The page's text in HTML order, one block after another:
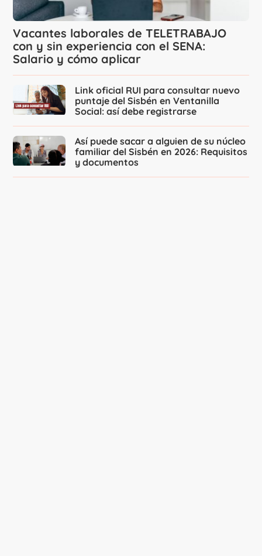
Vacantes laborales de TELETRABAJO
con y sin experiencia con el SENA:
Salario y cómo aplicar
Link oficial RUI para consultar nuevo
puntaje del Sisbén en Ventanilla
Social: así debe registrarse
Así puede sacar a alguien de su núcleo
familiar del Sisbén en 2026: Requisitos
y documentos